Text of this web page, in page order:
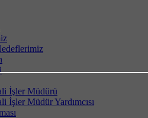
İşler Müdürü
İşler Müdür Yardımcısı